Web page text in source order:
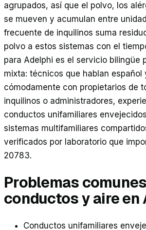
agrupados, así que el polvo, los
se mueven y acumulan entre
frecuente de inquilinos suma
polvo a estos sistemas con el
para Adelphi es el servicio bilingüe
mixta: técnicos que hablan español
cómodamente con propietarios de
inquilinos o administradores,
conductos unifamiliares
sistemas multifamiliares
verificados por laboratorio que
20783.
Problemas
conductos y aire en
Conductos unifamiliares